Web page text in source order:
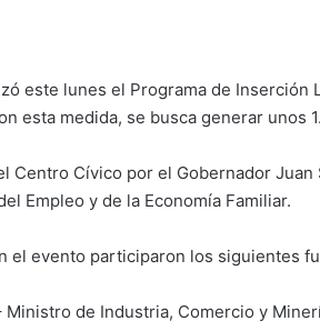
este lunes el Programa de Inserción
esta medida, se busca generar unos
Centro Cívico por el Gobernador
Empleo y de la Economía Familiar.
el evento participaron los siguientes
Ministro de Industria, Comercio y